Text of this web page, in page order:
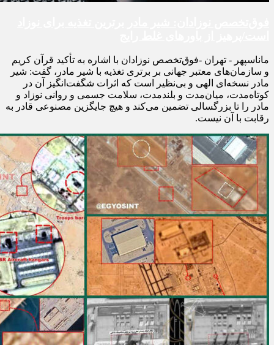
ماناسپهر - تهران -فوق‌تخصص نوزادان با اشاره به تأکید قرآن کریم
و سازمان‌های معتبر جهانی بر برتری تغذیه با شیر مادر، گفت: شیر
مادر نسخه‌ای الهی و بی‌نظیر است که اثرات شگفت‌انگیز آن در
کوتاه‌مدت، میان‌مدت و بلندمدت، سلامت جسمی و روانی نوزاد و
مادر را تا بزرگسالی تضمین می‌کند و هیچ جایگزین مصنوعی قادر به
رقابت با آن نیست.